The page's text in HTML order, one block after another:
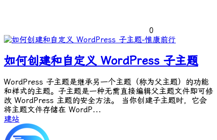
0
如何创建和自定义 WordPress 子主题
WordPress 子主题是继承另一个主题（称为父主题）的功能
和样式的主题。子主题是一种无需直接编辑父主题文件即可修
改 WordPress 主题的安全方法。 当你创建子主题时，它会
将主题文件存储在 WordP...
建站